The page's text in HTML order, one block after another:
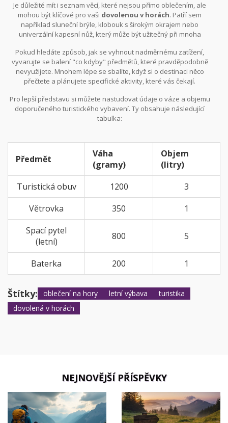
Doma si před cestou projděte věci, které si s sebou chcete vzít, a
snažte se omezit objem na minimum. "Balení je víc o vynechávání
než o přidávání," říká slavný cestovatel a blogger Petr Havelka.
Je důležité mít i seznam věcí, které nejsou přímo oblečením, ale
mohou být klíčové pro vaši dovolenou v horách. Patří sem
například sluneční brýle, klobouk s širokým okrajem nebo
univerzální kapesní nůž, který může být užitečný při mnoha
vysokým faktorem a malá lékárnička pro případ drobných úrazů.
Na základě zkušeností je užitečné mít i nepromokavý obal na
batoh pro případ, že vás přepadne nečekaná dešťová přeháňka.
Pokud hledáte způsob, jak se vyhnout nadměrnému zatížení,
vyvarujte se balení "co kdyby" předmětů, které pravděpodobně
nevyužijete. Mnohem lépe se sbalíte, když si o destinaci něco
přečtete a plánujete specifické aktivity, které vás čekají.
jednodenní výlety po horách je zapotřebí kvalitní obuv, která
poskytne oporu a pohodlí vašim nohám. Poslední rada – vše
důležité mějte vždy po ruce v příručním batohu.
Pro lepší představu si můžete nastudovat údaje o váze a objemu
doporučeného turistického vybavení. Ty obsahuje následující
tabulka:
Předmět
Váha
(gramy)
Objem
(litry)
Turistická obuv
1200
3
Větrovka
350
1
Spací pytel
(letní)
800 5
Baterka 200 1
Štítky: oblečení na hory letní výbava
turistika
dovolená v horách
NEJNOVĚJŠÍ PŘÍSPĚVKY